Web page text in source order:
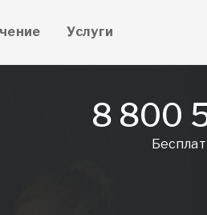
Услуги
8 800